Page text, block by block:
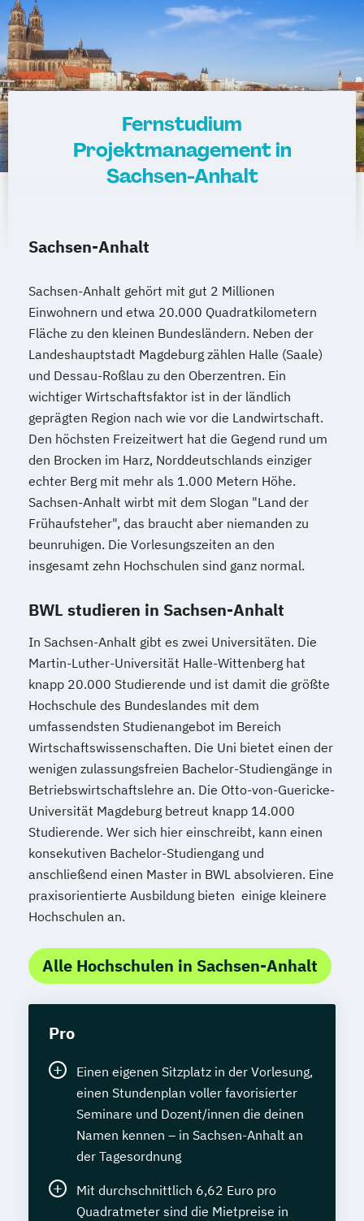
Fernstudium
Projektmanagement in
Sachsen-Anhalt
Sachsen-Anhalt
Sachsen-Anhalt gehört mit gut 2 Millionen
Einwohnern und etwa 20.000 Quadratkilometern
Fläche zu den kleinen Bundesländern. Neben der
Landeshauptstadt Magdeburg zählen Halle (Saale)
und Dessau-Roßlau zu den Oberzentren. Ein
wichtiger Wirtschaftsfaktor ist in der ländlich
geprägten Region nach wie vor die Landwirtschaft.
Den höchsten Freizeitwert hat die Gegend rund um
den Brocken im Harz, Norddeutschlands einziger
echter Berg mit mehr als 1.000 Metern Höhe.
Sachsen-Anhalt wirbt mit dem Slogan "Land der
Frühaufsteher", das braucht aber niemanden zu
beunruhigen. Die Vorlesungszeiten an den
insgesamt zehn Hochschulen sind ganz normal.
BWL studieren in Sachsen-Anhalt
In Sachsen-Anhalt gibt es zwei Universitäten. Die
Martin-Luther-Universität Halle-Wittenberg hat
knapp 20.000 Studierende und ist damit die größte
Hochschule des Bundeslandes mit dem
umfassendsten Studienangebot im Bereich
Wirtschaftswissenschaften. Die Uni bietet einen der
wenigen zulassungsfreien Bachelor-Studiengänge in
Betriebswirtschaftslehre an. Die Otto-von-Guericke-
Universität Magdeburg betreut knapp 14.000
Studierende. Wer sich hier einschreibt, kann einen
konsekutiven Bachelor-Studiengang und
anschließend einen Master in BWL absolvieren. Eine
praxisorientierte Ausbildung bieten einige kleinere
Hochschulen an.
Alle Hochschulen in Sachsen-Anhalt
Pro
Einen eigenen Sitzplatz in der Vorlesung,
einen Stundenplan voller favorisierter
Seminare und Dozent/innen die deinen
Namen kennen – in Sachsen-Anhalt an
der Tagesordnung
Mit durchschnittlich 6,62 Euro pro
Quadratmeter sind die Mietpreise in